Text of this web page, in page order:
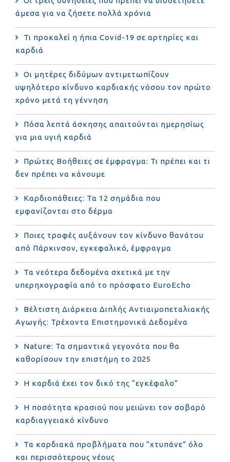
άμεσα για να ζήσετε πολλά χρόνια
Τι προκαλεί η ήπια Covid-19 σε αρτηρίες και
καρδιά
Οι μητέρες διδύμων αντιμετωπίζουν
υψηλότερο κίνδυνο καρδιακής νόσου τον πρώτο
χρόνο μετά τη γέννηση
Πόσα λεπτά άσκησης απαιτούνται ημερησίως
για μια υγιή καρδιά
Πρώτες Βοήθειες σε έμφραγμα: Τι πρέπει και τι
δεν πρέπει να κάνουμε
Καρδιοπάθειες: Τα 12 σημάδια που
εμφανίζονται στο δέρμα
Ποιες τροφές αυξάνουν τον κίνδυνο θανάτου
από Πάρκινσον, εγκεφαλικό, έμφραγμα
Τα νεότερα δεδομένα σχετικά με την
υπερηχογραφία από το πρόσφατο EuroEcho
Bέλτιστη Διάρκεια Διπλής Αντιαιμοπεταλιακής
Αγωγής: Τρέχοντα Επιστημονικά Δεδομένα
Nature: Τα σημαντικά γεγονότα που θα
καθορίσουν την επιστήμη το 2025
Η καρδιά έχει τον δικό της “εγκέφαλο”
Η ποσότητα κρασιού που μειώνει τον σοβαρό
καρδιαγγειακό κίνδυνο
Τα καρδιακά προβλήματα που “χτυπάνε” όλο
και περισσότερους νέους